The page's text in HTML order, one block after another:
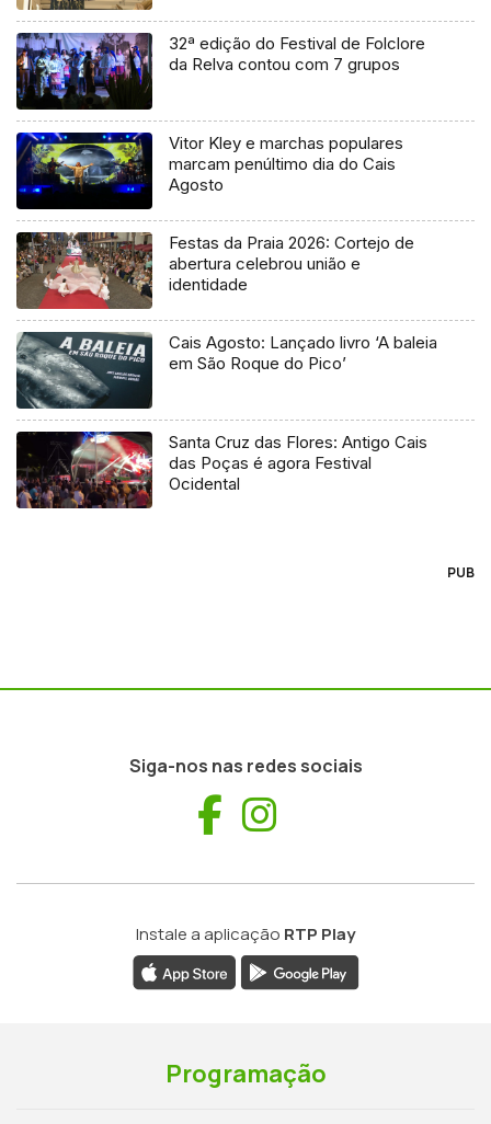
32ª edição do Festival de Folclore
da Relva contou com 7 grupos
Vitor Kley e marchas populares
marcam penúltimo dia do Cais
Agosto
Festas da Praia 2026: Cortejo de
abertura celebrou união e
identidade
Cais Agosto: Lançado livro ‘A baleia
em São Roque do Pico’
Santa Cruz das Flores: Antigo Cais
das Poças é agora Festival
Ocidental
PUB
Siga-nos nas redes sociais
Facebook
Instale a aplicação RTP Play
Programação